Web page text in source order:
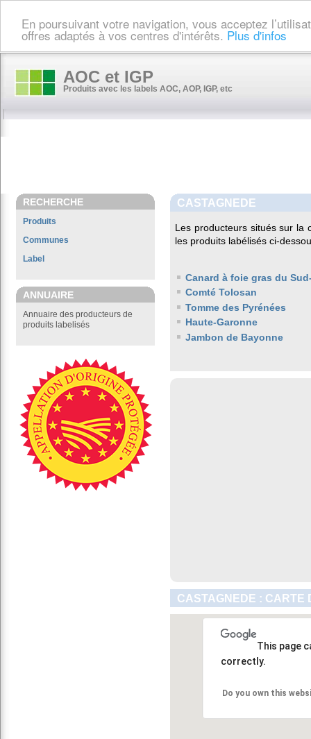
En poursuivant votre navigation, vous acceptez
offres adaptés à vos centres d'intérêts. Plus d'infos
AOC et IGP
Produits avec les labels AOC, AOP, IGP, etc
RECHERCHE
Produits
Communes
Label
ANNUAIRE
Annuaire des producteurs de
produits labelisés
CASTAGNEDE
Les producteurs situés sur la
les produits labélisés ci-
Canard à foie gras du
Comté Tolosan
Tomme des Pyrénées
Haute-Garonne
Jambon de Bayonne
CASTAGNEDE : CARTE
This page
correctly.
Do you own this